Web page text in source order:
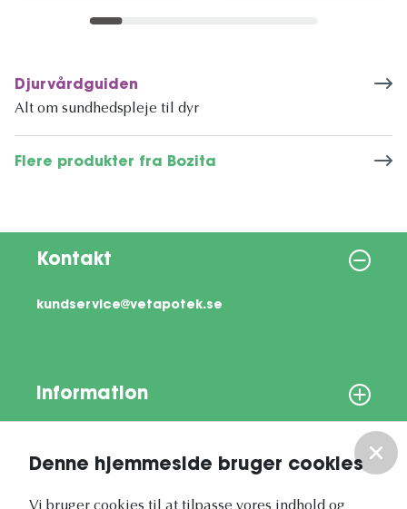
Denne hjemmeside bruger cookies
Djurvårdguiden
Alt om sundhedspleje til dyr
Flere produkter fra Bozita
Kontakt
kundservice@vetapotek.se
Information